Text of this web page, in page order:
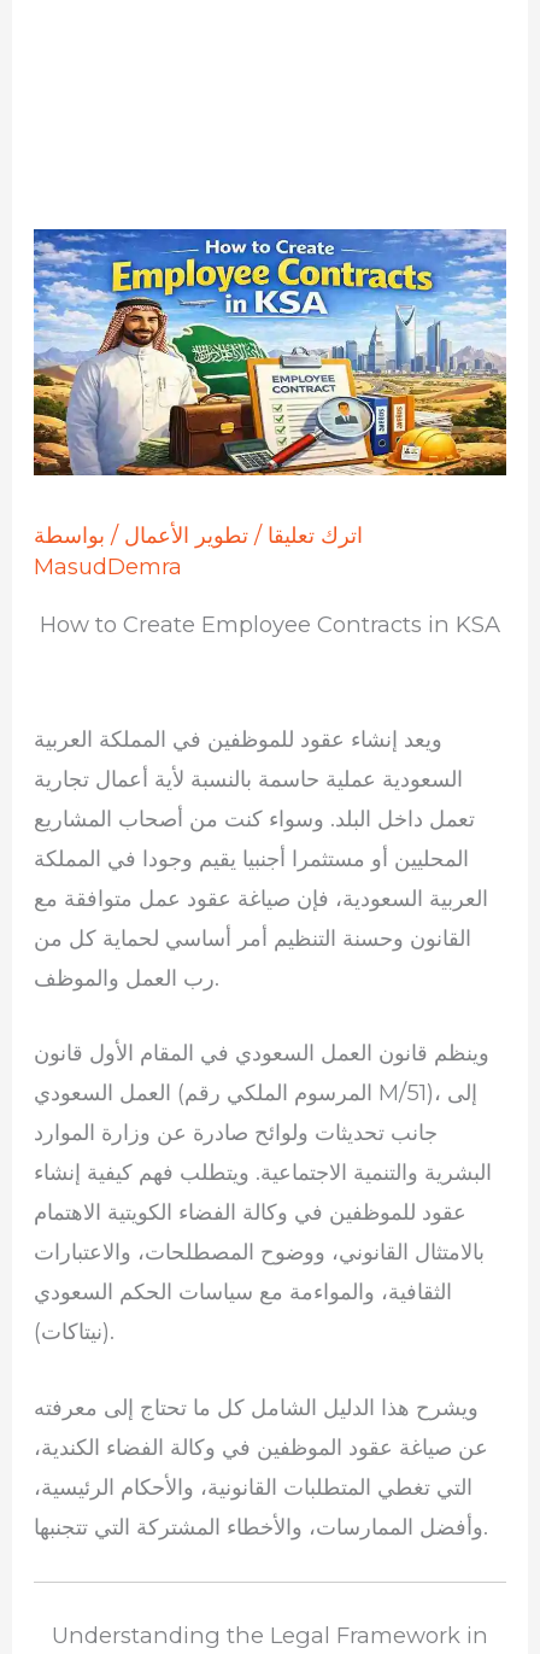
اترك تعليقا / تطوير الأعمال / بواسطة
MasudDemra
How to Create Employee Contracts in KSA
ويعد إنشاء عقود للموظفين في المملكة العربية
السعودية عملية حاسمة بالنسبة لأية أعمال تجارية
تعمل داخل البلد. وسواء كنت من أصحاب المشاريع
المحليين أو مستثمرا أجنبيا يقيم وجودا في المملكة
العربية السعودية، فإن صياغة عقود عمل متوافقة مع
القانون وحسنة التنظيم أمر أساسي لحماية كل من
رب العمل والموظف.
وينظم قانون العمل السعودي في المقام الأول قانون
العمل السعودي (المرسوم الملكي رقم M/51)، إلى
جانب تحديثات ولوائح صادرة عن وزارة الموارد
البشرية والتنمية الاجتماعية. ويتطلب فهم كيفية إنشاء
عقود للموظفين في وكالة الفضاء الكويتية الاهتمام
بالامتثال القانوني، ووضوح المصطلحات، والاعتبارات
الثقافية، والمواءمة مع سياسات الحكم السعودي
(نيتاكات).
ويشرح هذا الدليل الشامل كل ما تحتاج إلى معرفته
عن صياغة عقود الموظفين في وكالة الفضاء الكندية،
التي تغطي المتطلبات القانونية، والأحكام الرئيسية،
وأفضل الممارسات، والأخطاء المشتركة التي تتجنبها.
Understanding the Legal Framework in